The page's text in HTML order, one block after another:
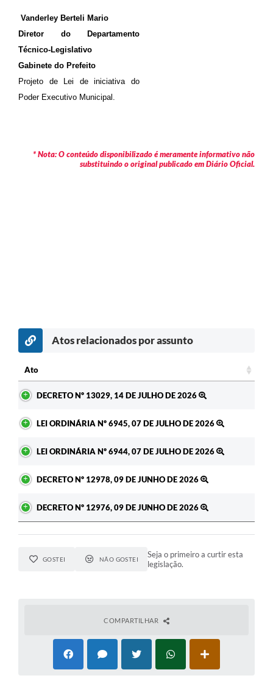
Vanderley Berteli Mario
Diretor do Departamento
Técnico-Legislativo
Gabinete do Prefeito
Projeto de Lei de iniciativa do
Poder Executivo Municipal.
* Nota: O conteúdo disponibilizado é meramente informativo não
substituindo o original publicado em Diário Oficial.
Atos relacionados por assunto
Ato
DECRETO Nº 13029, 14 DE JULHO DE 2026
LEI ORDINÁRIA Nº 6945, 07 DE JULHO DE 2026
LEI ORDINÁRIA Nº 6944, 07 DE JULHO DE 2026
DECRETO Nº 12978, 09 DE JUNHO DE 2026
DECRETO Nº 12976, 09 DE JUNHO DE 2026
GOSTEI NÃO GOSTEI
Seja o primeiro a curtir esta
legislação.
COMPARTILHAR